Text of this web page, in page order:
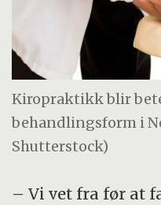
Kiropraktikk blir
behandlingsform i
Shutterstock)
– Vi vet fra før at